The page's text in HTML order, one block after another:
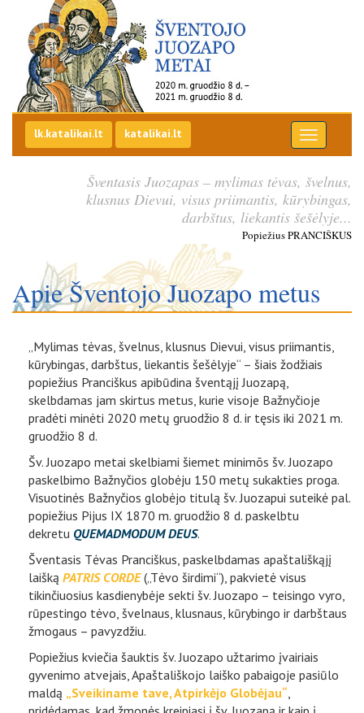
Šv. Juozapo metai
Eiti į pirmą puslapį
lk.katalikai.lt katalikai.lt
Šventasis Juozapas – mylimas tėvas, švelnus,
klusnus Dievui, visus priimantis, kūrybingas,
darbštus, liekantis šešėlyje...
Popiežius PRANCIŠKUS
Apie Šventojo Juozapo metus
„Mylimas tėvas, švelnus, klusnus Dievui, visus priimantis,
kūrybingas, darbštus, liekantis šešėlyje“ – šiais žodžiais
popiežius Pranciškus apibūdina šventąjį Juozapą,
skelbdamas jam skirtus metus, kurie visoje Bažnyčioje
pradėti minėti 2020 metų gruodžio 8 d. ir tęsis iki 2021 m.
gruodžio 8 d.
Šv. Juozapo metai skelbiami šiemet minimõs šv. Juozapo
paskelbimo Bažnyčios globėju 150 metų sukakties proga.
Visuotinės Bažnyčios globėjo titulą šv. Juozapui suteikė pal.
popiežius Pijus IX 1870 m. gruodžio 8 d. paskelbtu
dekretu QUEMADMODUM DEUS.
Šventasis Tėvas Pranciškus, paskelbdamas apaštališkąjį
laišką PATRIS CORDE(„Tėvo širdimi“), pakvietė visus
tikinčiuosius kasdienybėje sekti šv. Juozapo – teisingo vyro,
rūpestingo tėvo, švelnaus, klusnaus, kūrybingo ir darbštaus
žmogaus – pavyzdžiu.
Popiežius kviečia šauktis šv. Juozapo užtarimo įvairiais
gyvenimo atvejais, Apaštališkojo laiško pabaigoje pasiūlo
maldą „Sveikiname tave, Atpirkėjo Globėjau“,